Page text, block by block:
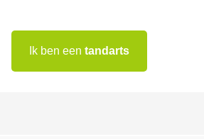
Ik ben een tandarts